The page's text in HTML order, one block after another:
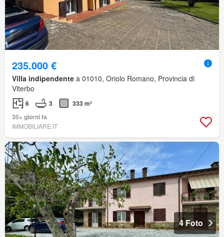
235.000 €
Villa indipendente a 01010, Oriolo Romano, Provincia di
Viterbo
6 3
333 m²
30+ giorni fa
IMMOBILIARE.IT
4 Foto